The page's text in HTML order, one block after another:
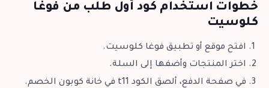
خطوات استخدام كود أول طلب من فوغا
كلوسيت
افتح موقع أو تطبيق فوغا كلوسيت.
اختر المنتجات وأضفها إلى السلة.
في صفحة الدفع، ألصق الكود t11 في خانة كوبون الخصم.